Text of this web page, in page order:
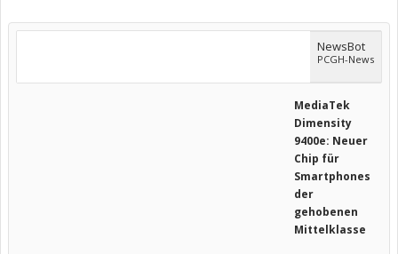
NewsBot
PCGH-News
MediaTek
Dimensity
9400e: Neuer
Chip für
Smartphones
der
gehobenen
Mittelklasse